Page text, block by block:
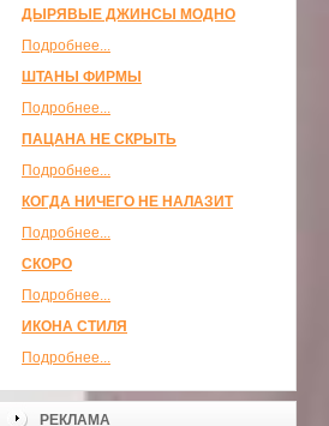
ДЫРЯВЫЕ ДЖИНСЫ МОДНО
Подробнее...
ШТАНЫ ФИРМЫ
Подробнее...
ПАЦАНА НЕ СКРЫТЬ
Подробнее...
КОГДА НИЧЕГО НЕ НАЛАЗИТ
Подробнее...
СКОРО
Подробнее...
ИКОНА СТИЛЯ
Подробнее...
РЕКЛАМА